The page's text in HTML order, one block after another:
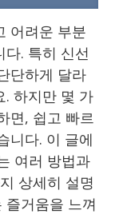
어려운 부분
. 특히 신선
단하게 달라
. 하지만 몇 가
면, 쉽고 빠르
니다. 이 글에
여러 방법과
상세히 설명
거움을 느껴